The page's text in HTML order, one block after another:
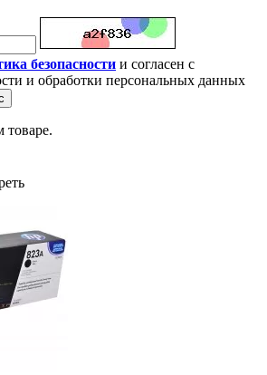
безопасности и согласен с
и обработки персональных данных
товаре.